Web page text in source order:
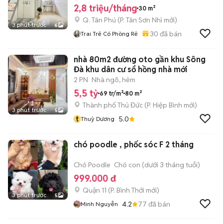
3 phút trước 6
2,8 triệu/tháng 30 m²
Q. Tân Phú (P. Tân Sơn Nhì mới)
Trai Trẻ Có Phòng Rẻ 30 đã bán
3 phút trước 5
nhà 80m2 đường oto gần khu Sông
Đà khu dân cư sổ hồng nhà mới
2 PN Nhà ngõ, hẻm
5,5 tỷ 69 tr/m² 80 m²
Thành phố Thủ Đức (P. Hiệp Bình mới)
t Thuỳ Dương 5.0
3 phút trước 5
chó poodle , phốc sóc F 2 tháng
Chó Poodle Chó con (dưới 3 tháng tuổi)
999.000 đ
Quận 11 (P. Bình Thới mới)
Minh Nguyễn 4.2 77 đã bán